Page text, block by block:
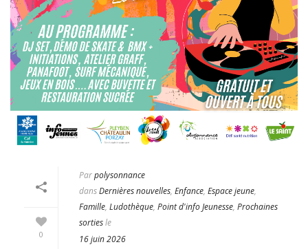
0
Parpolysonnance
dansDernières nouvelles, Enfance, Espace jeune,
Famille, Ludothèque, Point d'info Jeunesse, Prochaines
sortiesle
16 juin 2026